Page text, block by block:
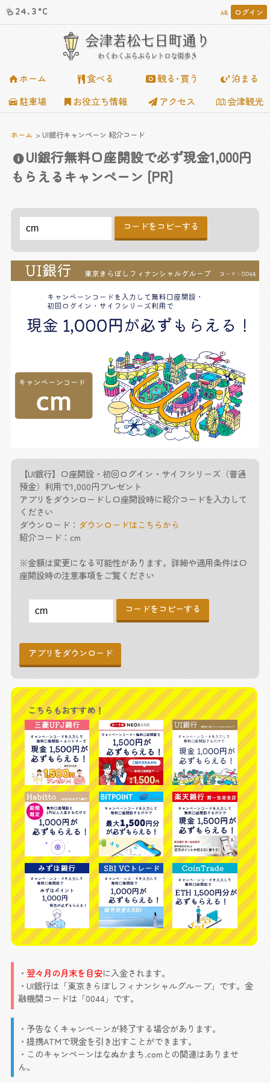
24.3°C ログイン













 会津若松七日町通り
わくわくぶらぶらレトロな街歩き
ホーム 食べる 観る･買う
泊まる
駐車場
お役立ち情報 アクセス 会津観光
ホーム UI銀行キャンペーン 紹介コード
UI銀行無料口座開設で必ず現金1,000円
もらえるキャンペーン [PR]
コードをコピーする
【UI銀行】口座開設・初回ログイン・サイフシリーズ（普通
預金）利用で1,000円プレゼント
アプリをダウンロードし口座開設時に紹介コードを入力して
ください
ダウンロード： ダウンロードはこちらから
紹介コード：cm
※金額は変更になる可能性があります。詳細や適用条件は口
座開設時の注意事項をご覧ください
コードをコピーする
アプリをダウンロード
こちらもおすすめ！
・翌々月の月末を目安に入金されます。
・UI銀行は「東京きらぼしフィナンシャルグループ」です。金
融機関コードは「0044」です。
・予告なくキャンペーンが終了する場合があります。
・提携ATMで現金を引き出すことができます。
・このキャンペーンはなぬかまち.comとの関連はありませ
ん。